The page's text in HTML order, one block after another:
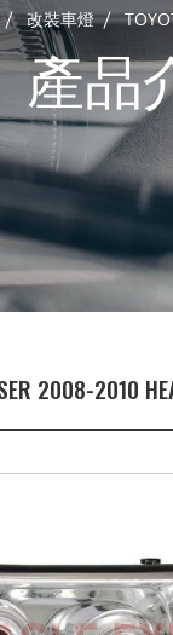
改裝車燈
產品
2008-2010